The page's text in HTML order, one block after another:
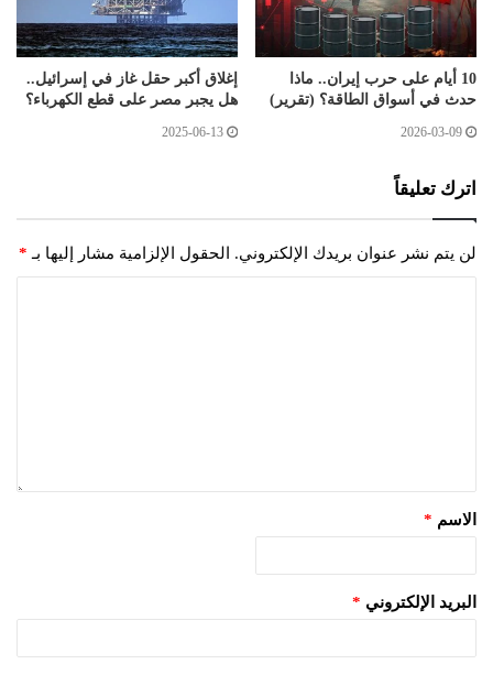
10 أيام على حرب إيران.. ماذا
حدث في أسواق الطاقة؟ (تقرير)
2026-03-09
إغلاق أكبر حقل غاز في إسرائيل..
هل يجبر مصر على قطع الكهرباء؟
2025-06-13
اترك تعليقاً
لن يتم نشر عنوان بريدك الإلكتروني. الحقول الإلزامية مشار إليها بـ *
الاسم *
البريد الإلكتروني *